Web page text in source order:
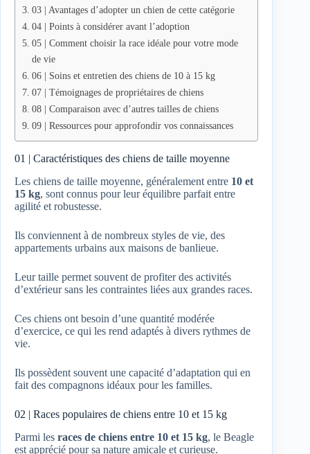
03 | Avantages d’adopter un chien de cette catégorie
04 | Points à considérer avant l’adoption
05 | Comment choisir la race idéale pour votre mode
de vie
06 | Soins et entretien des chiens de 10 à 15 kg
07 | Témoignages de propriétaires de chiens
08 | Comparaison avec d’autres tailles de chiens
09 | Ressources pour approfondir vos connaissances
01 | Caractéristiques des chiens de taille moyenne
Les chiens de taille moyenne, généralement entre 10 et
15 kg, sont connus pour leur équilibre parfait entre
agilité et robustesse.
Ils conviennent à de nombreux styles de vie, des
appartements urbains aux maisons de banlieue.
Leur taille permet souvent de profiter des activités
d’extérieur sans les contraintes liées aux grandes races.
Ces chiens ont besoin d’une quantité modérée
d’exercice, ce qui les rend adaptés à divers rythmes de
vie.
Ils possèdent souvent une capacité d’adaptation qui en
fait des compagnons idéaux pour les familles.
02 | Races populaires de chiens entre 10 et 15 kg
Parmi les races de chiens entre 10 et 15 kg, le Beagle
est apprécié pour sa nature amicale et curieuse.